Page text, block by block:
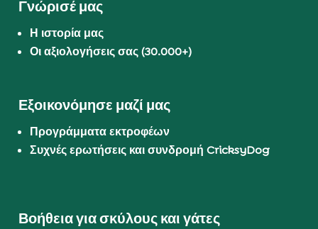
Γνώρισέ μας
Η ιστορία μας
Οι αξιολογήσεις σας (30.000+)
Εξοικονόμησε μαζί μας
Προγράμματα εκτροφέων
Συχνές ερωτήσεις και συνδρομή CricksyDog
Βοήθεια για σκύλους και γάτες